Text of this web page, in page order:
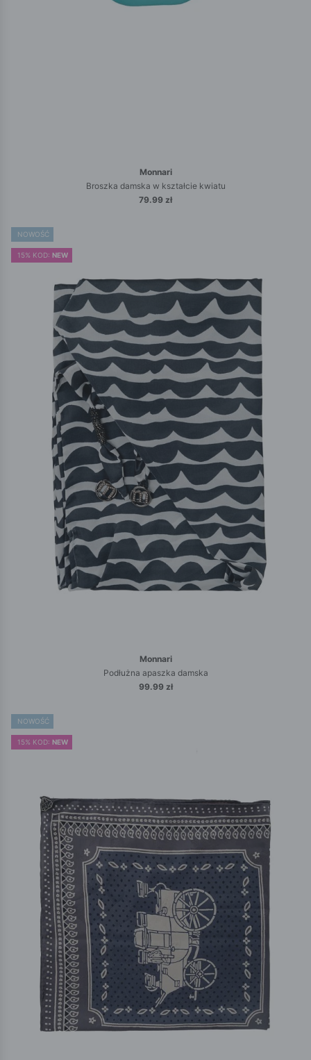
Monnari
Broszka damska w kształcie kwiatu
79.99 zł
NOWOŚĆ
15% KOD: NEW
Monnari
Podłużna apaszka damska
99.99 zł
NOWOŚĆ
15% KOD: NEW